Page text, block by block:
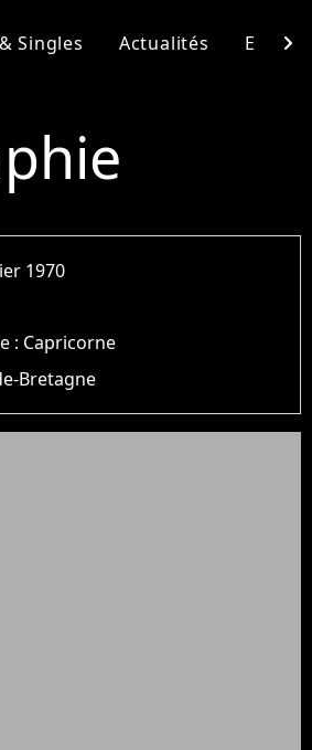
Singles Actualités chevron_right
1970
: Capricorne
Bretagne